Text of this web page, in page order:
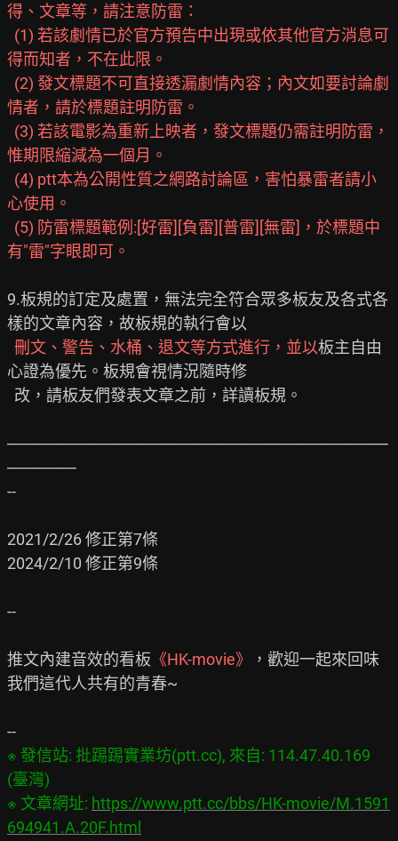
得、文章等，請注意防雷：
(1) 若該劇情已於官方預告中出現或依其他官方消息可
得而知者，不在此限。
(2) 發文標題不可直接透漏劇情內容；內文如要討論劇
情者，請於標題註明防雷。
(3) 若該電影為重新上映者，發文標題仍需註明防雷，
惟期限縮減為一個月。
(4) ptt本為公開性質之網路討論區，害怕暴雷者請小
心使用。
(5) 防雷標題範例:[好雷][負雷][普雷][無雷]，於標題中
有"雷"字眼即可。
9.板規的訂定及處置，無法完全符合眾多板友及各式各
樣的文章內容，故板規的執行會以
刪文、警告、水桶、退文等方式進行，並以板主自由
心證為優先。板規會視情況隨時修
─────────────────────────────────
──────
--
2021/2/26 修正第7條
2024/2/10 修正第9條
--
推文內建音效的看板 《HK-movie》
，歡迎一起來回味
我們這代人共有的青春~
※ 發信站: 批踢踢實業坊(ptt.cc), 來自: 114.47.40.169
(臺灣)
※ 文章網址: https://www.ptt.cc/bbs/HK-movie/M.1591
694941.A.20F.html